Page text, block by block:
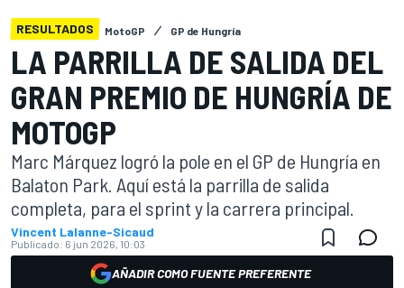
RESULTADOS MotoGP GP de Hungría
LA PARRILLA DE SALIDA DEL
GRAN PREMIO DE HUNGRÍA DE
MOTOGP
Marc Márquez logró la pole en el GP de Hungría en
Balaton Park. Aquí está la parrilla de salida
completa, para el sprint y la carrera principal.
Vincent Lalanne-Sicaud
Publicado: 6 jun 2026, 10:03
AÑADIR COMO FUENTE PREFERENTE